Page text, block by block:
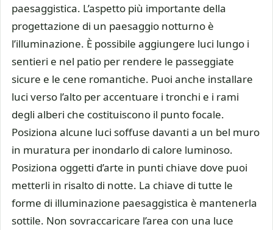
paesaggistica. L’aspetto più importante della
progettazione di un paesaggio notturno è
l’illuminazione. È possibile aggiungere luci lungo i
sentieri e nel patio per rendere le passeggiate
sicure e le cene romantiche. Puoi anche installare
luci verso l’alto per accentuare i tronchi e i rami
degli alberi che costituiscono il punto focale.
Posiziona alcune luci soffuse davanti a un bel muro
in muratura per inondarlo di calore luminoso.
Posiziona oggetti d’arte in punti chiave dove puoi
metterli in risalto di notte. La chiave di tutte le
forme di illuminazione paesaggistica è mantenerla
sottile. Non sovraccaricare l’area con una luce